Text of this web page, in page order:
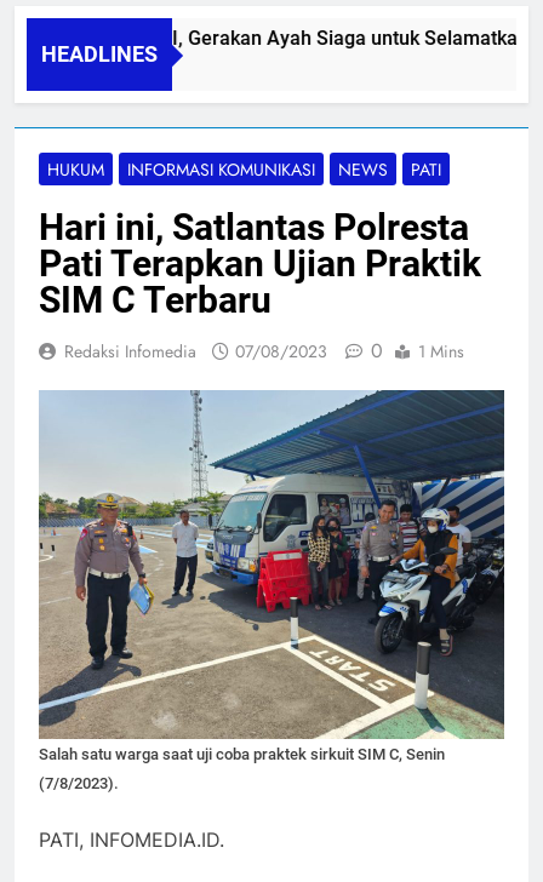
HEADLINES
PAPA SIDINI, Gerakan Ayah Siaga untuk Selamatkan
06/08/2026
HUKUM INFORMASI KOMUNIKASI NEWS PATI
Hari ini, Satlantas Polresta
Pati Terapkan Ujian Praktik
SIM C Terbaru
Redaksi Infomedia 07/08/2023 0 1 Mins
Salah satu warga saat uji coba praktek sirkuit SIM C, Senin
(7/8/2023).
PATI, INFOMEDIA.ID.